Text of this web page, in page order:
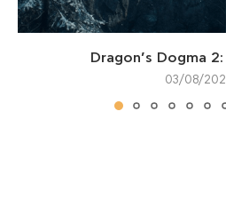
Dragon’s Dogma
03/08/